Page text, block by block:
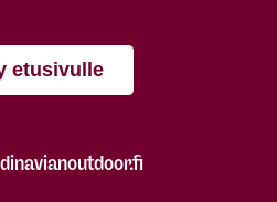
etusivulle